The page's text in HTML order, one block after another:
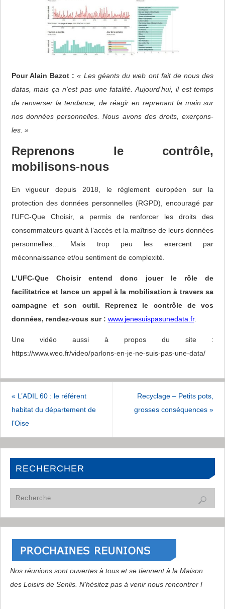
Pour Alain Bazot : « Les géants du web ont fait de nous des
datas, mais ça n’est pas une fatalité. Aujourd’hui, il est temps
de renverser la tendance, de réagir en reprenant la main sur
nos données personnelles. Nous avons des droits, exerçons-
les. »
Reprenons le contrôle,
mobilisons-nous
En vigueur depuis 2018, le règlement européen sur la
protection des données personnelles (RGPD), encouragé par
l’UFC-Que Choisir, a permis de renforcer les droits des
consommateurs quant à l’accès et la maîtrise de leurs données
personnelles… Mais trop peu les exercent par
méconnaissance et/ou sentiment de complexité.
L’UFC-Que Choisir entend donc jouer le rôle de
facilitatrice et lance un appel à la mobilisation à travers sa
campagne et son outil. Reprenez le contrôle de vos
données, rendez-vous sur : www.jenesuispasunedata.fr.
Une vidéo aussi à propos du site :
https://www.weo.fr/video/parlons-en-je-ne-suis-pas-une-data/
« L’ADIL 60 : le référent
habitat du département de
l’Oise
Recyclage – Petits pots,
grosses conséquences»
RECHERCHER
Nos réunions sont ouvertes à tous et se tiennent à la Maison
des Loisirs de Senlis. N'hésitez pas à venir nous rencontrer !